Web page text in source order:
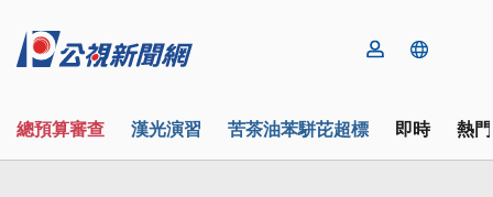
總預算審查 漢光演習 苦茶油苯駢芘超標 即時 熱